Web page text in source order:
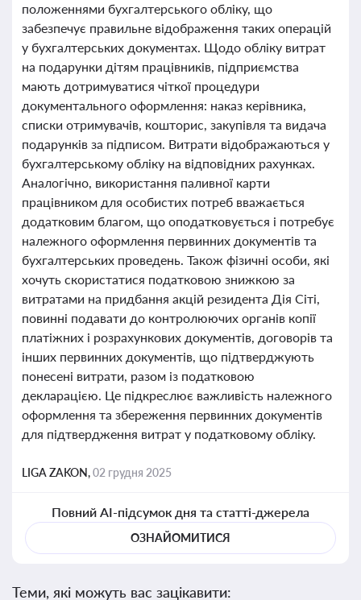
положеннями бухгалтерського обліку, що
забезпечує правильне відображення таких операцій
у бухгалтерських документах. Щодо обліку витрат
на подарунки дітям працівників, підприємства
мають дотримуватися чіткої процедури
документального оформлення: наказ керівника,
списки отримувачів, кошторис, закупівля та видача
подарунків за підписом. Витрати відображаються у
бухгалтерському обліку на відповідних рахунках.
Аналогічно, використання паливної карти
працівником для особистих потреб вважається
додатковим благом, що оподатковується і потребує
належного оформлення первинних документів та
бухгалтерських проведень. Також фізичні особи, які
хочуть скористатися податковою знижкою за
витратами на придбання акцій резидента Дія Сіті,
повинні подавати до контролюючих органів копії
платіжних і розрахункових документів, договорів та
інших первинних документів, що підтверджують
понесені витрати, разом із податковою
декларацією. Це підкреслює важливість належного
оформлення та збереження первинних документів
для підтвердження витрат у податковому обліку.
LIGA ZAKON,02 грудня 2025
Повний AI-підсумок дня та статті-джерела
ОЗНАЙОМИТИСЯ
Теми, які можуть вас зацікавити: